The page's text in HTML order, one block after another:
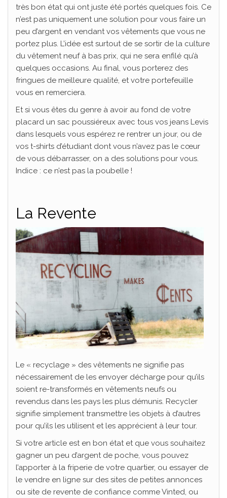
très bon état qui ont juste été portés quelques fois. Ce
n’est pas uniquement une solution pour vous faire un
peu d’argent en vendant vos vêtements que vous ne
portez plus. L’idée est surtout de se sortir de la culture
du vêtement neuf à bas prix, qui ne sera enfilé qu’à
quelques occasions. Au final, vous porterez des
fringues de meilleure qualité, et votre portefeuille
vous en remerciera.
Et si vous êtes du genre à avoir au fond de votre
placard un sac poussiéreux avec tous vos jeans Levis
dans lesquels vous espérez re rentrer un jour, ou de
vos t-shirts d’étudiant dont vous n’avez pas le cœur
de vous débarrasser, on a des solutions pour vous.
Indice : ce n’est pas la poubelle !
La Revente
Le « recyclage » des vêtements ne signifie pas
nécessairement de les envoyer décharge pour qu’ils
soient re-transformés en vêtements neufs ou
revendus dans les pays les plus démunis. Recycler
signifie simplement transmettre les objets à d’autres
pour qu’ils les utilisent et les apprécient à leur tour.
Si votre article est en bon état et que vous souhaitez
gagner un peu d’argent de poche, vous pouvez
l’apporter à la friperie de votre quartier, ou essayer de
le vendre en ligne sur des sites de petites annonces
ou site de revente de confiance comme Vinted, ou